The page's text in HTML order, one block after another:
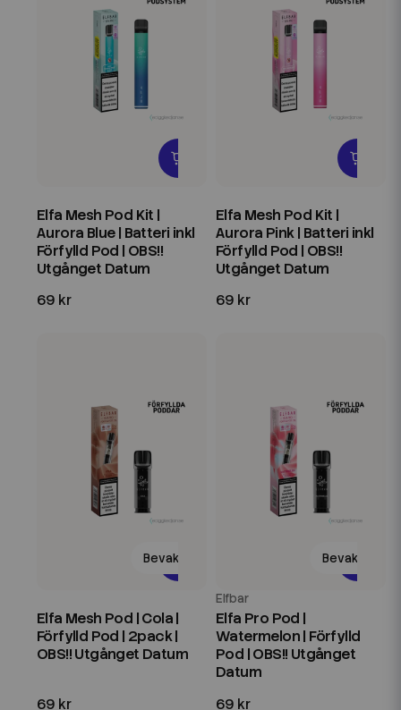
Elfa Mesh Pod Kit |
Aurora Blue | Batteri inkl
Förfylld Pod | OBS!!
Utgånget Datum
69 kr
Elfa Mesh Pod Kit |
Aurora Pink | Batteri inkl
Förfylld Pod | OBS!!
Utgånget Datum
69 kr
Bevaka
Elfa Mesh Pod | Cola |
Förfylld Pod | 2pack |
OBS!! Utgånget Datum
69 kr
Bevaka
Elfbar
Elfa Pro Pod |
Watermelon | Förfylld
Pod | OBS!! Utgånget
Datum
69 kr